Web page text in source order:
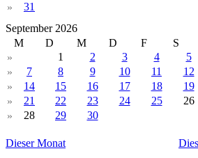
»
31
September 2026
M
D M D F S
»
1 2 3 4 5
»
7 8 9 10 11 12
»
14 15 16 17 18 19
»
21 22 23 24 25 26
»
28 29 30
Dieser Monat